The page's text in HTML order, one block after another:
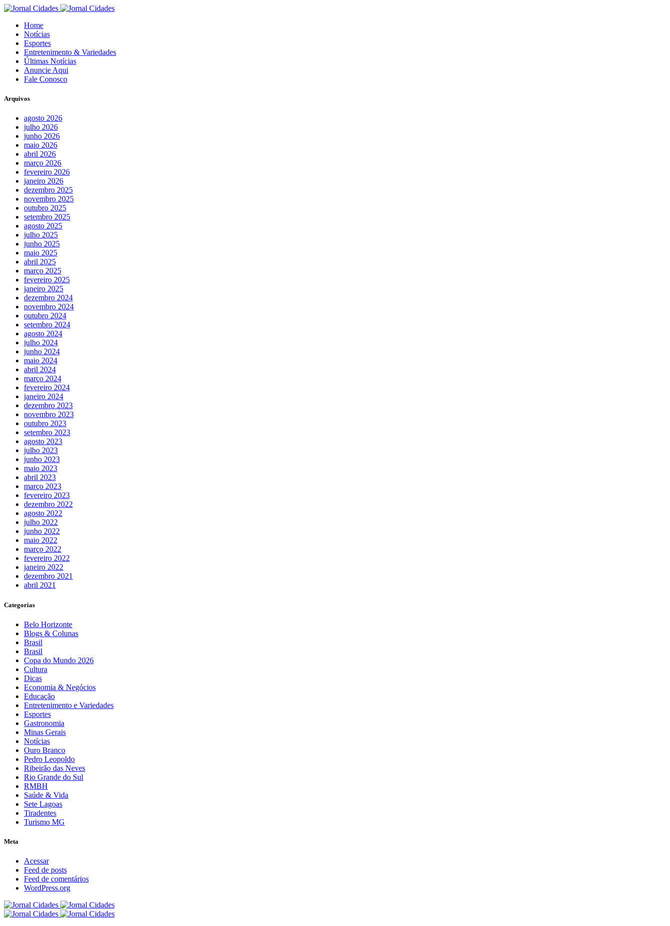
Home
Notícias
Esportes
Entretenimento & Variedades
Últimas Notícias
Anuncie Aqui
Fale Conosco
Arquivos
agosto 2026
julho 2026
junho 2026
maio 2026
abril 2026
março 2026
fevereiro 2026
janeiro 2026
dezembro 2025
novembro 2025
outubro 2025
setembro 2025
agosto 2025
julho 2025
junho 2025
maio 2025
abril 2025
março 2025
fevereiro 2025
janeiro 2025
dezembro 2024
novembro 2024
outubro 2024
setembro 2024
agosto 2024
julho 2024
junho 2024
maio 2024
abril 2024
março 2024
fevereiro 2024
janeiro 2024
dezembro 2023
novembro 2023
outubro 2023
setembro 2023
agosto 2023
julho 2023
junho 2023
maio 2023
abril 2023
março 2023
fevereiro 2023
dezembro 2022
agosto 2022
julho 2022
junho 2022
maio 2022
março 2022
fevereiro 2022
janeiro 2022
dezembro 2021
abril 2021
Categorias
Belo Horizonte
Blogs & Colunas
Brasil
Brasil
Copa do Mundo 2026
Cultura
Dicas
Economia & Negócios
Educação
Entretenimento e Variedades
Esportes
Gastronomia
Minas Gerais
Notícias
Ouro Branco
Pedro Leopoldo
Ribeirão das Neves
Rio Grande do Sul
RMBH
Saúde & Vida
Sete Lagoas
Tiradentes
Turismo MG
Meta
Acessar
Feed de posts
Feed de comentários
WordPress.org